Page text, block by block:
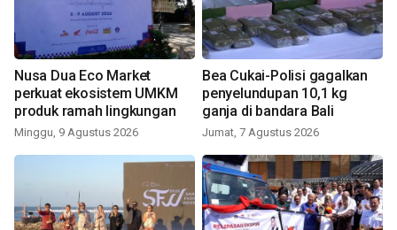
Nusa Dua Eco Market
perkuat ekosistem UMKM
produk ramah lingkungan
Minggu, 9 Agustus 2026
Bea Cukai-Polisi gagalkan
penyelundupan 10,1 kg
ganja di bandara Bali
Jumat, 7 Agustus 2026